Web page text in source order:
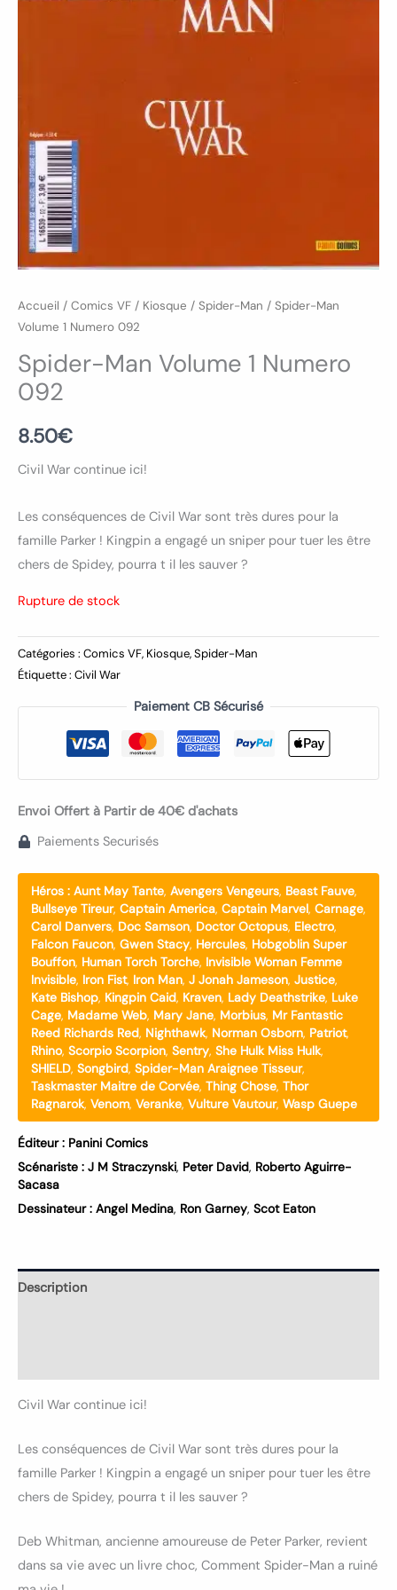
Accueil / Comics VF / Kiosque / Spider-Man / Spider-Man
Volume 1 Numero 092
Spider-Man Volume 1 Numero
092
8.50€
Civil War continue ici!
Les conséquences de Civil War sont très dures pour la
famille Parker ! Kingpin a engagé un sniper pour tuer les être
chers de Spidey, pourra t il les sauver ?
Rupture de stock
Catégories : Comics VF, Kiosque,Spider-Man
Étiquette : Civil War
Paiement CB Sécurisé
Envoi Offert à Partir de 40€ d'achats
Paiements Securisés
Héros : Aunt May Tante, Avengers Vengeurs, Beast Fauve,
Bullseye Tireur, Captain America, Captain Marvel, Carnage,
Carol Danvers, Doc Samson, Doctor Octopus, Electro,
Falcon Faucon, Gwen Stacy, Hercules, Hobgoblin Super
Bouffon, Human Torch Torche, Invisible Woman Femme
Invisible, Iron Fist, Iron Man, J Jonah Jameson, Justice,
Kate Bishop, Kingpin Caid, Kraven, Lady Deathstrike, Luke
Cage, Madame Web, Mary Jane, Morbius, Mr Fantastic
Reed Richards Red, Nighthawk, Norman Osborn, Patriot,
Rhino, Scorpio Scorpion, Sentry, She Hulk Miss Hulk,
SHIELD, Songbird, Spider-Man Araignee Tisseur,
Taskmaster Maitre de Corvée, Thing Chose, Thor
Ragnarok, Venom, Veranke, Vulture Vautour, Wasp Guepe
Éditeur : Panini Comics
Scénariste : J M Straczynski, Peter David, Roberto Aguirre-
Sacasa
Dessinateur : Angel Medina, Ron Garney, Scot Eaton
Description
Civil War continue ici!
Les conséquences de Civil War sont très dures pour la
famille Parker ! Kingpin a engagé un sniper pour tuer les être
chers de Spidey, pourra t il les sauver ?
Deb Whitman, ancienne amoureuse de Peter Parker, revient
dans sa vie avec un livre choc, Comment Spider-Man a ruiné